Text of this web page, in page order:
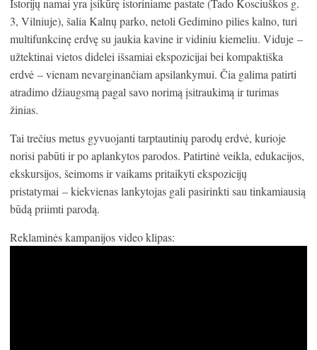
Istorijų namai yra įsikūrę istoriniame pastate (Tado Kosciuškos g.
3, Vilniuje), šalia Kalnų parko, netoli Gedimino pilies kalno, turi
multifunkcinę erdvę su jaukia kavine ir vidiniu kiemeliu. Viduje –
užtektinai vietos didelei išsamiai ekspozicijai bei kompaktiška
erdvė – vienam nevarginančiam apsilankymui. Čia galima patirti
atradimo džiaugsmą pagal savo norimą įsitraukimą ir turimas
žinias.
Tai trečius metus gyvuojanti tarptautinių parodų erdvė, kurioje
norisi pabūti ir po aplankytos parodos. Patirtinė veikla, edukacijos,
ekskursijos, šeimoms ir vaikams pritaikyti ekspozicijų
pristatymai – kiekvienas lankytojas gali pasirinkti sau tinkamiausią
būdą priimti parodą.
Reklaminės kampanijos video klipas: